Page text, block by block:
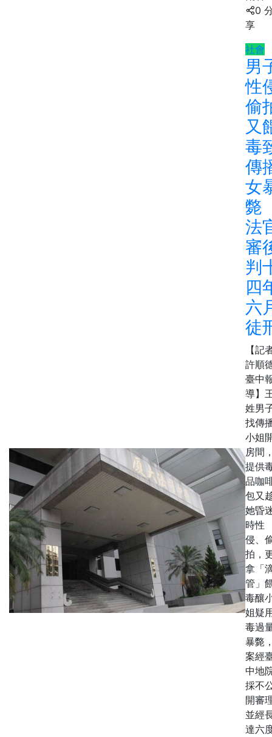
0
享
社會
男
性
偷
又
毒
傳
女
斃
法
審
判
四
六
徒
【記
許順
臺中
導】
姓男
找傳
小姐
房間
提供
品咖
包又
她昏
時性
侵、
拍，
拿「
管」
毒釀
姐疑
毒過
暴斃
案經
中地
採不
開審
並經
達六